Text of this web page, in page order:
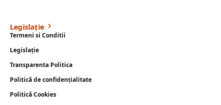
Legislație
Termeni si Conditii
Legislație
Transparenta Politica
Politică de confidențialitate
Politică Cookies